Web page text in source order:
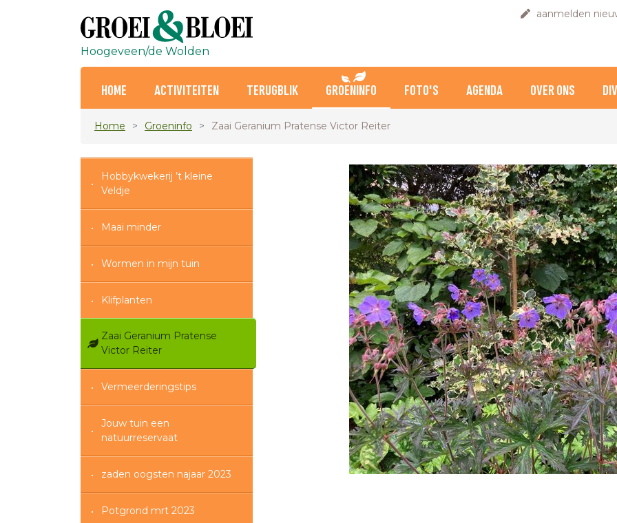
aanmelden
Hoogeveen/de Wolden
HOME ACTIVITEITEN TERUGBLIK GROENINFO FOTO'S AGENDA OVER ONS
Home Groeninfo Zaai Geranium Pratense Victor Reiter
Hobbykwekerij ’t kleine
Veldje
Maai minder
Wormen in mijn tuin
Klifplanten
Zaai Geranium Pratense
Victor Reiter
Vermeerderingstips
Jouw tuin een
natuurreservaat
zaden oogsten najaar 2023
Potgrond mrt 2023